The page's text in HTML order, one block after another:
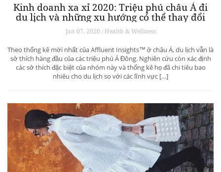
Kinh doanh xa xỉ 2020: Triệu phú châu Á đi
du lịch và những xu hướng có thể thay đổi
ngành du lịch thượng lưu
Jan 07, 2020 / Health & Wellness
Theo thống kê mới nhất của Affluent Insights™ ở châu Á, du lịch vẫn là
sở thích hàng đầu của các triệu phú Á Đông. Nghiên cứu còn xác định
các sở thích đặc biệt của nhóm này và thống kê họ đã chi tiêu bao
nhiêu cho du lịch so với các lĩnh vực […]